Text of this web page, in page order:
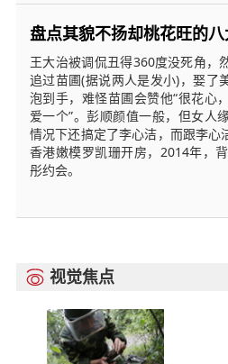
盘点其貌不扬却桃花旺的
王大治被调侃丑得360度没死角，
追过苗圃(据说两人是发小)，娶了
泡到手，难怪苗圃会赞他“很花心
爱一个”。彭顺颜值一般，但女人
情况下还搞定了李心洁，而跟李心
香港嫩模罗凯珊开房，2014年，
彤约会。
 视觉焦点